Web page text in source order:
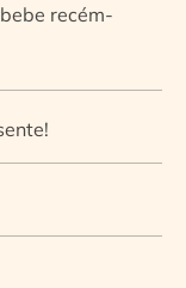
recém-